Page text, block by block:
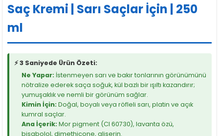
Saç Kremi | Sarı Saçlar İçin | 250
ml
⚡ 3 Saniyede Ürün Özeti:
Ne Yapar: İstenmeyen sarı ve bakır tonlarının görünümünü
nötralize ederek saça soğuk, kül bazlı bir ışıltı kazandırır;
yumuşaklık ve nemli bir görünüm sağlar.
Kimin İçin: Doğal, boyalı veya röfleli sarı, platin ve açık
kumral saçlar.
Ana İçerik: Mor pigment (CI 60730), lavanta özü,
bisabolol, dimethicone, gliserin.